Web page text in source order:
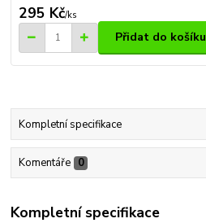
295 Kč/ks
Přidat do košíku
Kompletní specifikace
Komentáře 0
Kompletní specifikace